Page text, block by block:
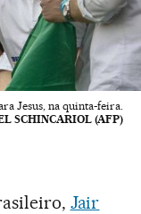
Jesus, na quinta-feira.
SCHINCARIOL (AFP)
Jair